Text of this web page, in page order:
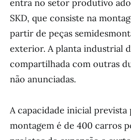
entra no setor produtivo
SKD, que consiste na
partir de peças
exterior. A planta industrial
compartilhada com outras
não anunciadas.
A capacidade inicial prevista
montagem é de 400 carros